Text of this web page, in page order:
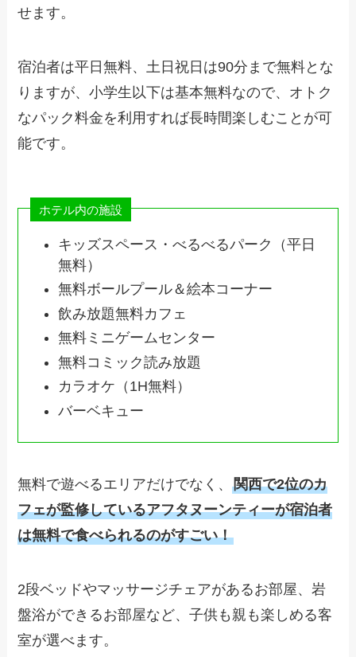
せます。
宿泊者は平日無料、土日祝日は90分まで無料とな
りますが、小学生以下は基本無料なので、オトク
なパック料金を利用すれば長時間楽しむことが可
能です。
ホテル内の施設
キッズスペース・べるべるパーク（平日
無料）
無料ボールプール＆絵本コーナー
飲み放題無料カフェ
無料ミニゲームセンター
無料コミック読み放題
カラオケ（1H無料）
バーベキュー
無料で遊べるエリアだけでなく、関西で2位のカ
フェが監修しているアフタヌーンティーが宿泊者
は無料で食べられるのがすごい！
2段ベッドやマッサージチェアがあるお部屋、岩
盤浴ができるお部屋など、子供も親も楽しめる客
室が選べます。